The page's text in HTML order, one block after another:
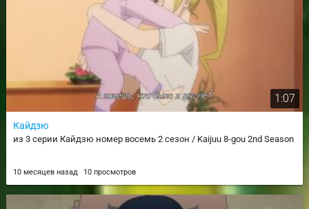
1:07
Кайдзю
из 3 серии Кайдзю номер восемь 2 сезон / Kaijuu 8-gou 2nd Season
10 месяцев назад 10 просмотров